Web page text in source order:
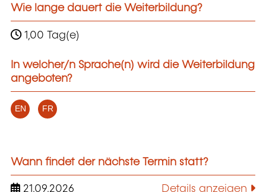
Wie lange dauert die Weiterbildung?
1,00 Tag(e)
In welcher/n Sprache(n) wird die Weiterbildung
angeboten?
EN FR
Wann findet der nächste Termin statt?
21.09.2026 Details anzeigen